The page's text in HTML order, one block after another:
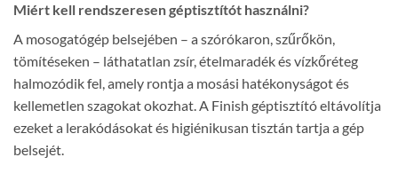
Miért kell rendszeresen géptisztítót használni?
A mosogatógép belsejében – a szórókaron, szűrőkön,
tömítéseken – láthatatlan zsír, ételmaradék és vízkőréteg
halmozódik fel, amely rontja a mosási hatékonyságot és
kellemetlen szagokat okozhat. A Finish géptisztító eltávolítja
ezeket a lerakódásokat és higiénikusan tisztán tartja a gép
belsejét.